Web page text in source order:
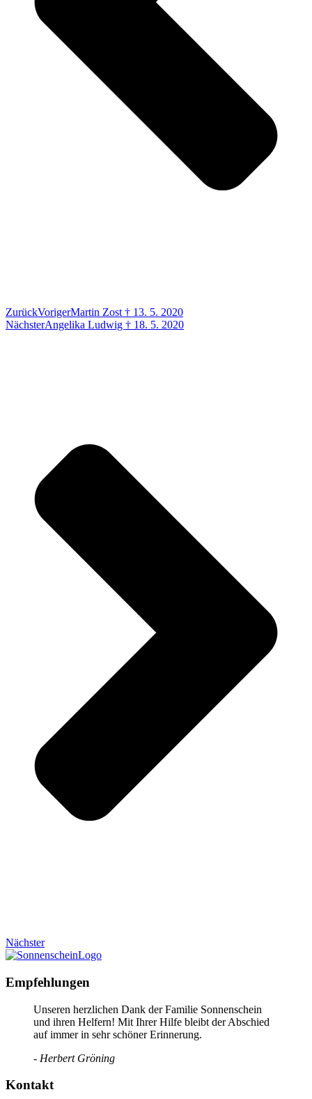
ZurückVorigerMartin Zost † 13. 5. 2020
NächsterAngelika Ludwig † 18. 5. 2020
Nächster
Empfehlungen
Unseren herzlichen Dank der Familie Sonnenschein
und ihren Helfern! Mit Ihrer Hilfe bleibt der Abschied
auf immer in sehr schöner Erinnerung.
- Herbert Gröning
Kontakt